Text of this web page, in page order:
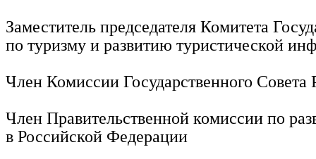
Заместитель председателя Комитета
по туризму и развитию туристической
Член Комиссии Государственного
Член Правительственной комиссии по
в Российской Федерации